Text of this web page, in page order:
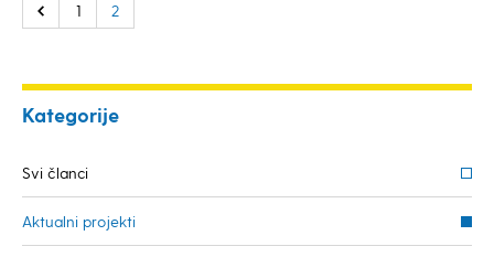
Kategorije
Svi članci
Aktualni projekti
1 2